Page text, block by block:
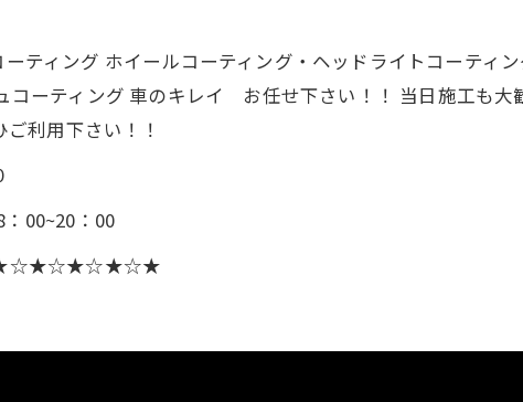
ティング ホイールコーティング・ヘッドライトコーティ
ーティング 車のキレイ お任せ下さい！！ 当日施工も
利用下さい！！
00~20：00